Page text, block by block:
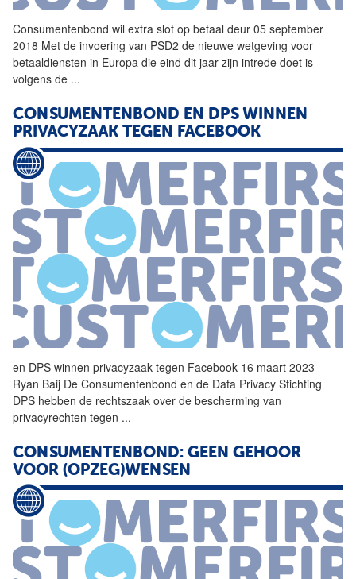
Consumentenbond wil extra slot op betaal deur 05 september
2018 Met de invoering van PSD2 de nieuwe wetgeving voor
betaaldiensten in Europa die eind dit jaar zijn intrede doet is
volgens de ...
CONSUMENTENBOND EN DPS WINNEN
PRIVACYZAAK TEGEN FACEBOOK
en DPS winnen privacyzaak tegen Facebook 16 maart 2023
Ryan Baij De Consumentenbond en de Data Privacy Stichting
DPS hebben de rechtszaak over de bescherming van
privacyrechten tegen ...
CONSUMENTENBOND: GEEN GEHOOR
VOOR (OPZEG)WENSEN